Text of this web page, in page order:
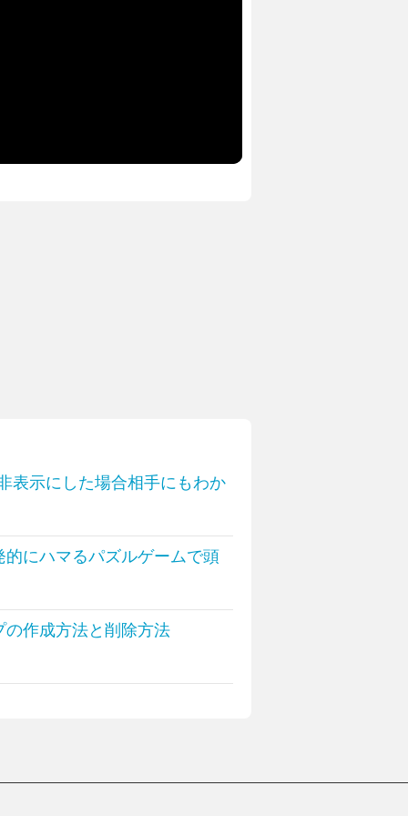
表示にした場合相手にもわか
にハマるパズルゲームで頭
作成方法と削除方法